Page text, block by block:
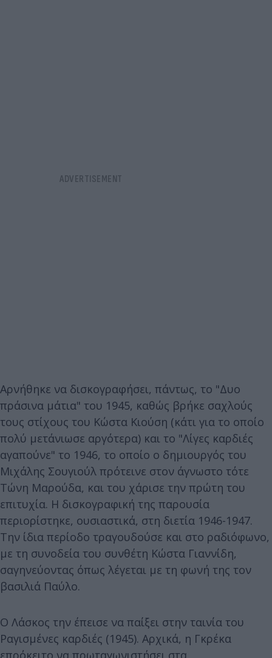
Αρνήθηκε να δισκογραφήσει, πάντως, το "Δυο
πράσινα μάτια" του 1945, καθώς βρήκε σαχλούς
τους στίχους του Κώστα Κιούση (κάτι για το οποίο
πολύ μετάνιωσε αργότερα) και το "Λίγες καρδιές
αγαπούνε" το 1946, το οποίο ο δημιουργός του
Μιχάλης Σουγιούλ πρότεινε στον άγνωστο τότε
Τώνη Μαρούδα, και του χάρισε την πρώτη του
επιτυχία. Η δισκογραφική της παρουσία
περιορίστηκε, ουσιαστικά, στη διετία 1946-1947.
Την ίδια περίοδο τραγουδούσε και στο ραδιόφωνο,
με τη συνοδεία του συνθέτη Κώστα Γιαννίδη,
σαγηνεύοντας όπως λέγεται με τη φωνή της τον
βασιλιά Παύλο.
Ο Λάσκος την έπεισε να παίξει στην ταινία του
Ραγισμένες καρδιές (1945). Αρχικά, η Γκρέκα
επρόκειτο να πρωταγωνιστήσει στα